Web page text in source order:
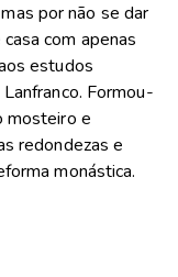
por não se dar
com apenas
estudos
Formou-
mosteiro e
redondezas e
monástica.